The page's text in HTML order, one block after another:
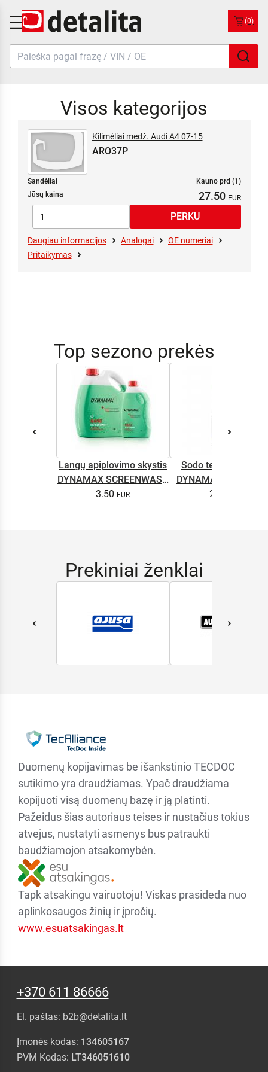
(0)
Visos kategorijos
Kilimėliai medž. Audi A4 07-15
ARO37P
Sandėliai
Kauno prd (1)
Jūsų kaina
27.50
Daugiau informacijos Analogai
OE numeriai
Pritaikymas
Top sezono prekės
Langų apiplovimo skystis
DYNAMAX SCREENWASH
NANO 4l
3.50
Sodo technikos
DYNAMAX M2T
2.65
Prekiniai ženklai
Duomenų kopijavimas be išankstinio TECDOC
sutikimo yra draudžiamas. Ypač draudžiama
kopijuoti visą duomenų bazę ir ją platinti.
Pažeidus šias autoriaus teises ir nustačius tokius
atvejus, nustatyti asmenys bus patraukti
baudžiamojon atsakomybėn.
Tapk atsakingu vairuotoju! Viskas prasideda nuo
aplinkosaugos žinių ir įpročių.
www.esuatsakingas.lt
+370 611 86666
El. paštas: b2b@detalita.lt
Įmonės kodas: 134605167
PVM Kodas: LT346051610